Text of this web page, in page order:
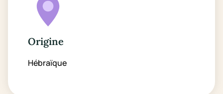
Origine
Hébraïque